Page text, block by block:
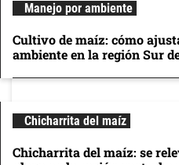
Manejo por ambiente
Cultivo de maíz: cómo
ambiente en la región Sur
Chicharrita del maíz
Chicharrita del maíz: se